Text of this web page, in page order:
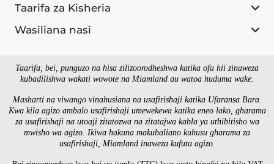
Taarifa za Kisheria
Wasiliana nasi
Taarifa, bei, punguzo na hisa zilizoorodheshwa katika ofa hii zinaweza
kubadilishwa wakati wowote na Miamland au watoa huduma wake.
Masharti na viwango vinahusiana na usafirishaji katika Ufaransa Bara.
Kwa kila agizo ambalo usafirishaji umewekewa katika eneo lako, gharama
za usafirishaji na utoaji zitatozwa na zitatajwa kabla ya uthibitisho wa
mwisho wa agizo. Ikiwa hakuna makubaliano kuhusu gharama za
usafirishaji, Miamland inaweza kufuta agizo.